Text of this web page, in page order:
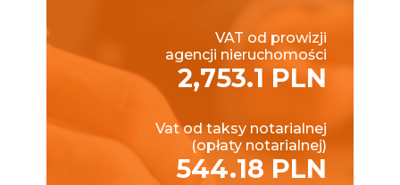
VAT od prowizji
agencji nieruchomości
2,753.1 PLN
Vat od taksy notarialnej
(opłaty notarialnej)
544.18 PLN